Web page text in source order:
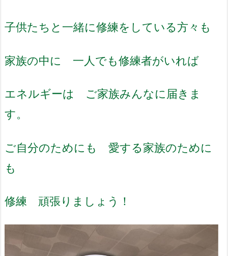
子供たちと一緒に修練をしている方々も
家族の中に 一人でも修練者がいれば
エネルギーは ご家族みんなに届きま
す。
ご自分のためにも 愛する家族のために
も
修練 頑張りましょう！